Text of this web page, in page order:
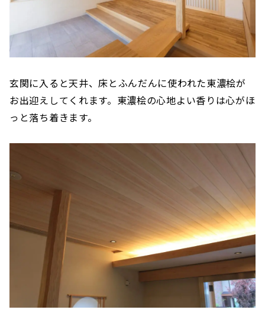
玄関に入ると天井、床とふんだんに使われた東濃桧が
お出迎えしてくれます。東濃桧の心地よい香りは心がほ
っと落ち着きます。